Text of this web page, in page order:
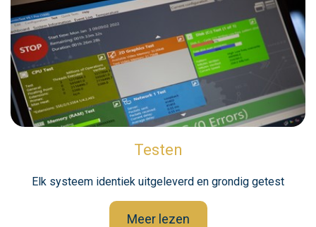
Testen
Elk systeem identiek uitgeleverd en grondig getest
Meer lezen